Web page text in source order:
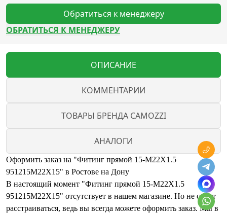
Обратиться к менеджеру
ОБРАТИТЬСЯ К МЕНЕДЖЕРУ
ОПИСАНИЕ
КОММЕНТАРИИ
ТОВАРЫ БРЕНДА CAMOZZI
АНАЛОГИ
Оформить заказ на "Фитинг прямой 15-M22X1.5
951215M22X15" в Ростове на Дону
В настоящий момент "Фитинг прямой 15-M22X1.5
951215M22X15" отсутствует в нашем магазине. Но не стоит
расстраиваться, ведь вы всегда можете оформить заказ. Мы в